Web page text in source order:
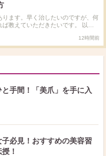
ます。早く治したいのですが、何
教えていただきたいです。 以前
が、こういったぼんやり・もこっ
す。
12時間前
手間！「美爪」を手に入
必見！おすすめの美容習
！